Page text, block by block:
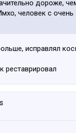
дороже,
человек с
исправлял
реставрировал